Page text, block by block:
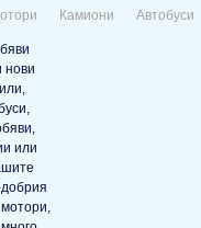
Камиони Автобуси